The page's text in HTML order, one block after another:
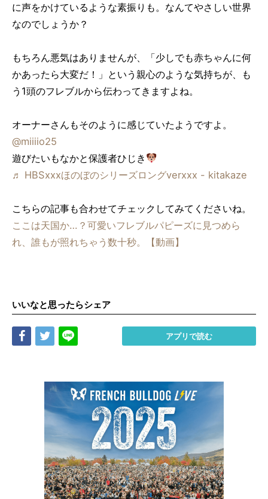
に声をかけているような素振りも。なんてやさしい世界
なのでしょうか？
もちろん悪気はありませんが、「少しでも赤ちゃんに何
かあったら大変だ！」という親心のような気持ちが、も
う1頭のフレブルから伝わってきますよね。
オーナーさんもそのように感じていたようですよ。
@miiiio25
遊びたいもなかと保護者ひじき
♬ HBSxxxほのぼのシリーズロングverxxx - kitakaze
こちらの記事も合わせてチェックしてみてくださいね。
ここは天国か…？可愛いフレブルパピーズに見つめら
れ、誰もが照れちゃう数十秒。【動画】
いいなと思ったらシェア
Share Tweet アプリで読む